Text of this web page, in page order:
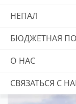
НЕПАЛ
БЮДЖЕТНАЯ
О НАС
СВЯЗАТЬСЯ С
лучшей цены